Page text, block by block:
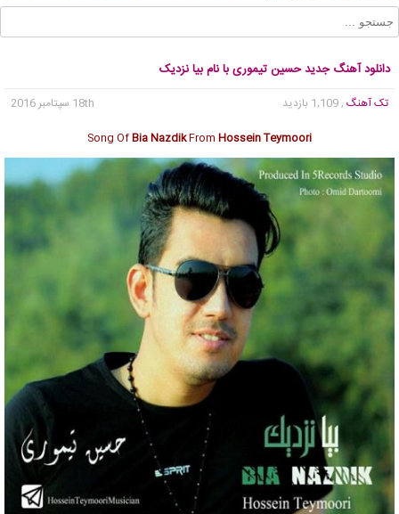
دانلود آهنگ جدید حسین تیموری با نام بیا نزدیک
تک آهنگ , 1,109 بازدید
18th سپتامبر 2016
Song OfBia NazdikFrom Hossein Teymoori